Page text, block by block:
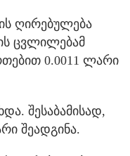
ღირებულება
ცვლილებამ
0.0011 ლარი
შესაბამისად,
შეადგინა.